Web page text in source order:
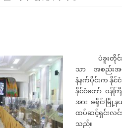
ပဲခူးတိုင်းဒ
သာ အစည်းအဝ
နံနက်ပိုင်းက နိုင်ငံ
နိုင်ငံတော် ဝန်ကြီ
အား ခရိုင်/မြို့န
ထပ်ဆင့်ရှင်းလင်
သည်။